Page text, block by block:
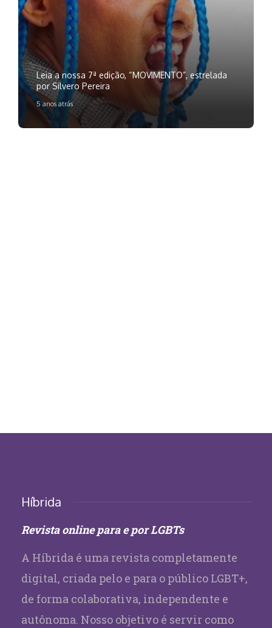
Leia a nossa 7ª edição, “MOVIMENTO”, estrelada
por Silvero Pereira
5 anos atrás
Híbrida
Revista online para e por LGBTs
A Híbrida é uma revista completamente
digital, criada pelo e para o público LGBT+,
de forma colaborativa, independente e
autônoma. Nosso objetivo é servir como